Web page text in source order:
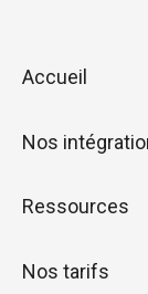
Accueil
Nos
Ressources
Nos tarifs